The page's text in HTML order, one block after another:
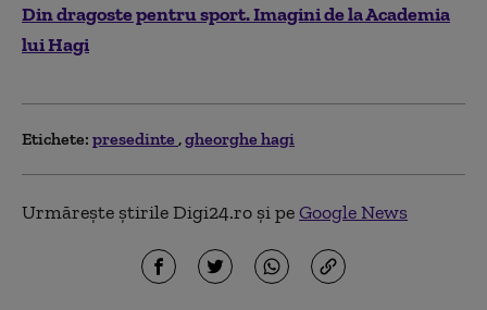
Din dragoste pentru sport. Imagini de la Academia
lui Hagi
Etichete: presedinte gheorghe hagi
Urmărește știrile Digi24.ro și peGoogle News